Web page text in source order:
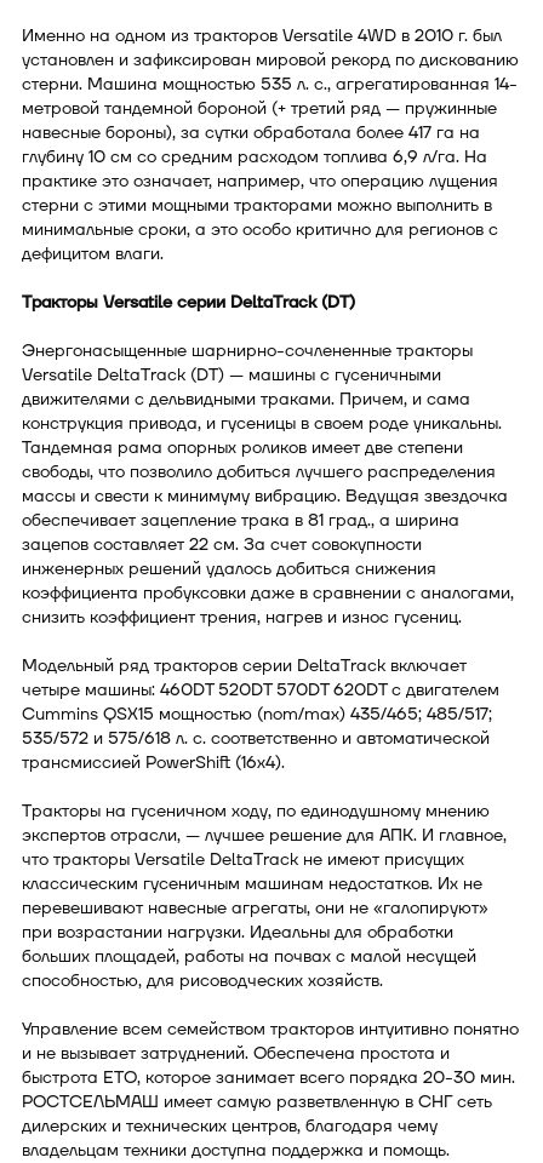
Именно на одном из тракторов Versatile 4WD в 2010 г. был
установлен и зафиксирован мировой рекорд по дискованию
стерни. Машина мощностью 535 л. с., агрегатированная 14-
метровой тандемной бороной (+ третий ряд — пружинные
навесные бороны), за сутки обработала более 417 га на
глубину 10 см со средним расходом топлива 6,9 л/га. На
практике это означает, например, что операцию лущения
стерни с этими мощными тракторами можно выполнить в
минимальные сроки, а это особо критично для регионов с
дефицитом влаги.
Тракторы Versatile серии DeltaTrack (DT)
Энергонасыщенные шарнирно-сочлененные тракторы
Versatile DeltaTrack (DT) — машины с гусеничными
движителями с дельвидными траками. Причем, и сама
конструкция привода, и гусеницы в своем роде уникальны.
Тандемная рама опорных роликов имеет две степени
свободы, что позволило добиться лучшего распределения
массы и свести к минимуму вибрацию. Ведущая звездочка
обеспечивает зацепление трака в 81 град., а ширина
зацепов составляет 22 см. За счет совокупности
инженерных решений удалось добиться снижения
коэффициента пробуксовки даже в сравнении с аналогами,
снизить коэффициент трения, нагрев и износ гусениц.
Модельный ряд тракторов серии DeltaTrack включает
четыре машины: 460DT 520DT 570DT 620DT с двигателем
Cummins QSX15 мощностью (nom/max) 435/465; 485/517;
535/572 и 575/618 л. с. соответственно и автоматической
трансмиссией PowerShift (16х4).
Тракторы на гусеничном ходу, по единодушному мнению
экспертов отрасли, — лучшее решение для АПК. И главное,
что тракторы Versatile DeltaTrack не имеют присущих
классическим гусеничным машинам недостатков. Их не
перевешивают навесные агрегаты, они не «галопируют»
при возрастании нагрузки. Идеальны для обработки
больших площадей, работы на почвах с малой несущей
способностью, для рисоводческих хозяйств.
Управление всем семейством тракторов интуитивно понятно
и не вызывает затруднений. Обеспечена простота и
быстрота ЕТО, которое занимает всего порядка 20-30 мин.
РОСТСЕЛЬМАШ имеет самую разветвленную в СНГ сеть
дилерских и технических центров, благодаря чему
владельцам техники доступна поддержка и помощь.